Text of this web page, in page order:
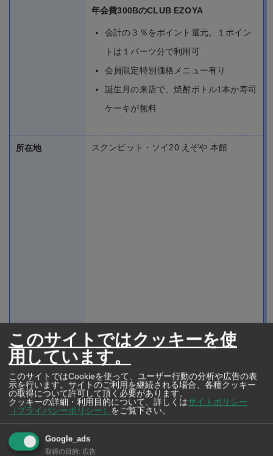
トは１バーツ分で利用可
会員限定特別価格メニュー有り
誕生月の来店で、焼酎ボトル1本か寿司
ケーキが無料
所在地 スクンビット・ソイ20 えぞや 本館
このサイトではクッキーを使
用しています。
このサイトではCookieを使って、ユーザー行動の分析や広告の表
示を行います。サイトのご利用を継続される場合、各種クッキー
の取得について許可して頂く必要があります。
クッキーの詳細・利用目的について、詳しくはサイトポリシー
（プライバシーポリシー）
をご覧下さい。
Google_ads
取得の目的: 広告